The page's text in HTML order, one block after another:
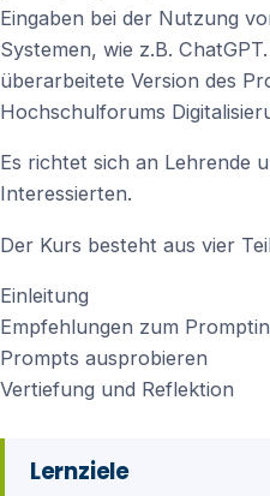
Eingaben bei der Nutzung
Systemen, wie z.B.
überarbeitete Version des
Hochschulforums
Es richtet sich an Lehrende
Interessierten.
Der Kurs besteht aus vier
Einleitung
Empfehlungen zum
Prompts ausprobieren
Vertiefung und Reflektion
Lernziele